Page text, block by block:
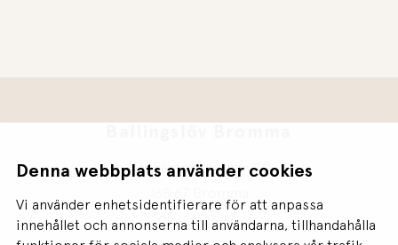
Denna webbplats använder cookies
Vi använder enhetsidentifierare för att anpassa
innehållet och annonserna till användarna, tillhandahålla
Ranhammarsvägen 20
08-26 25 50